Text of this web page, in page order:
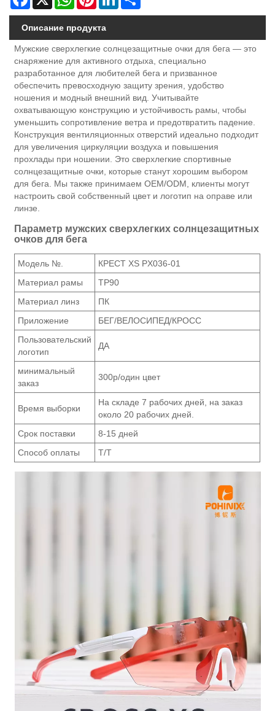
Описание продукта
Мужские сверхлегкие солнцезащитные очки для бега — это
снаряжение для активного отдыха, специально
разработанное для любителей бега и призванное
обеспечить превосходную защиту зрения, удобство
ношения и модный внешний вид. Учитывайте
охватывающую конструкцию и устойчивость рамы, чтобы
уменьшить сопротивление ветра и предотвратить падение.
Конструкция вентиляционных отверстий идеально подходит
для увеличения циркуляции воздуха и повышения
прохлады при ношении. Это сверхлегкие спортивные
солнцезащитные очки, которые станут хорошим выбором
для бега. Мы также принимаем OEM/ODM, клиенты могут
настроить свой собственный цвет и логотип на оправе или
линзе.
Параметр мужских сверхлегких солнцезащитных
очков для бега
Модель №.
КРЕСТ XS PX036-01
Материал рамы
ТР90
Материал линз
ПК
Приложение
БЕГ/ВЕЛОСИПЕД/КРОСС
Пользовательский
логотип
ДА
минимальный
заказ
300р/один цвет
Время выборки
На складе 7 рабочих дней, на заказ
около 20 рабочих дней.
Срок поставки
8-15 дней
Способ оплаты
Т/Т